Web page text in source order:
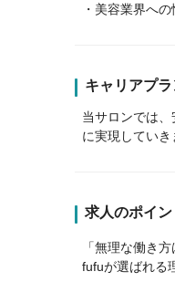
・美容業界へ
キャリアプ
当サロンでは
に実現していき
求人のポイン
「無理な働き
fufuが選ばれる